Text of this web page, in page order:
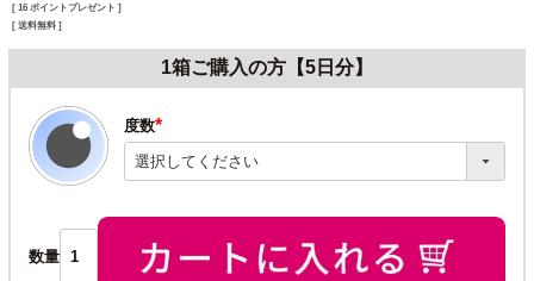
[ 16 ポイントプレゼント ]
送料無料
1箱ご購入の方【5日分】
度数
(必
須)
数量